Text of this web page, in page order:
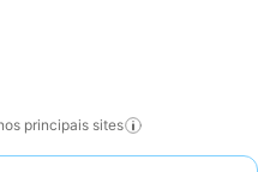
principais sites